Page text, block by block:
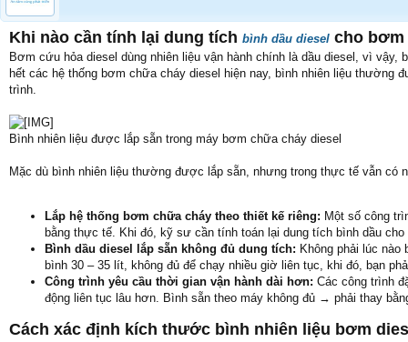
Khi nào cần tính lại dung tích bình dầu diesel cho bơm
Bơm cứu hỏa diesel dùng nhiên liệu vận hành chính là dầu diesel, vì
hết các hệ thống bơm chữa cháy diesel hiện nay, bình nhiên liệu
trình.
Bình nhiên liệu được lắp sẵn trong máy bơm chữa cháy diesel
Mặc dù bình nhiên liệu thường được lắp sẵn, nhưng trong thực tế vẫn
Lắp hệ thống bơm chữa cháy theo thiết kế riêng: Một số công
bằng thực tế. Khi đó, kỹ sư cần tính toán lại dung tích bình dầu
Bình dầu diesel lắp sẵn không đủ dung tích: Không phải lúc nào
bình 30 – 35 lít, không đủ để chạy nhiều giờ liên tục, khi đó, bạn
Công trình yêu cầu thời gian vận hành dài hơn: Các công trình
động liên tục lâu hơn. Bình sẵn theo máy không đủ → phải thay
Cách xác định kích thước bình nhiên liệu bơm